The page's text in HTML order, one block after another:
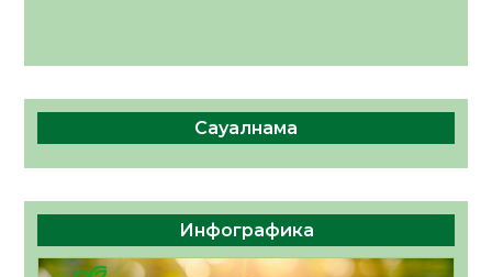
Сауалнама
Инфографика